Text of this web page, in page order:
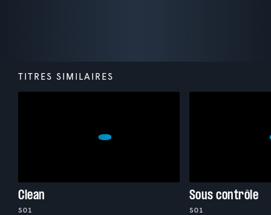
TITRES SIMILAIRES
Clean
S01
Sous contrôle
S01